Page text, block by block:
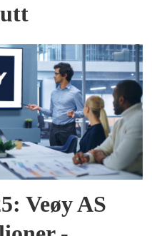
Veøy AS